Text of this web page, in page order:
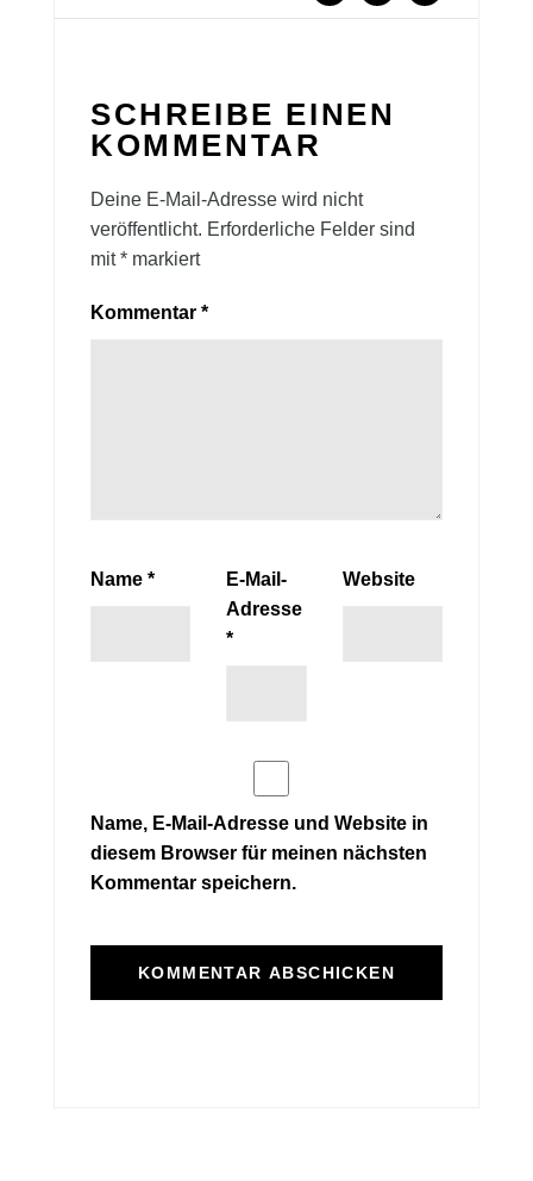
SCHREIBE EINEN
KOMMENTAR
Deine E-Mail-Adresse wird nicht
veröffentlicht. Erforderliche Felder sind
mit* markiert
Kommentar *
Name *
E-Mail-
Adresse
*
Website
Name, E-Mail-Adresse und Website in
diesem Browser für meinen nächsten
Kommentar speichern.